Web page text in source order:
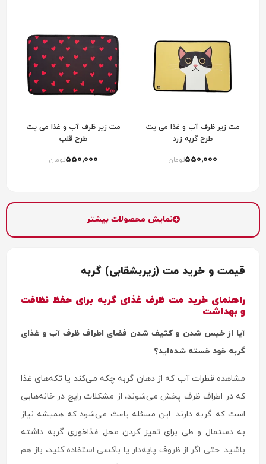
مت زیر ظرف آب و غذا می پت
طرح گربه زرد
550٬000تومان
مت زیر ظرف آب و غذا می پت
طرح قلب
550٬000تومان
نمایش محصولات بیشتر
قیمت و خرید مت (زیربشقابی) گربه
راهنمای خرید مت ظرف غذای گربه برای حفظ نظافت
و بهداشت
آیا از خیس شدن و کثیف شدن فضای اطراف ظرف آب و غذای
گربه خود خسته شده‌اید؟
مشاهده قطرات آب که از دهان گربه چکه می‌کند یا تکه‌های غذا
که در اطراف ظرف پخش می‌شوند، از مشکلات رایج در خانه‌هایی
است که گربه دارند. این مسئله باعث می‌شود که همیشه نیاز
به دستمال و طی برای تمیز کردن محل غذاخوری گربه داشته
باشید. حتی اگر از ظروف پایه‌دار یا باکسی استفاده کنید، باز هم